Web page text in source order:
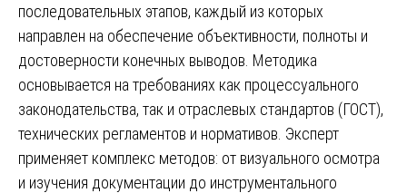
последовательных этапов, каждый из которых
направлен на обеспечение объективности, полноты и
достоверности конечных выводов. Методика
основывается на требованиях как процессуального
законодательства, так и отраслевых стандартов (ГОСТ),
технических регламентов и нормативов. Эксперт
применяет комплекс методов: от визуального осмотра
и изучения документации до инструментального